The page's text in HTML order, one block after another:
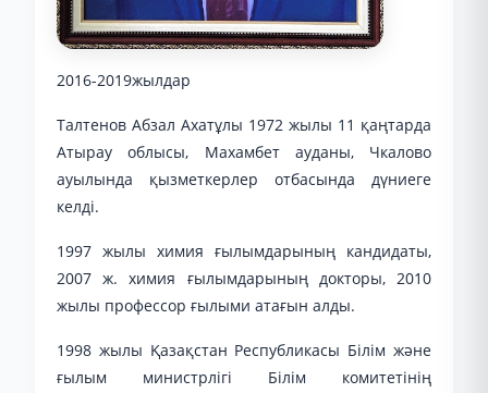
2016-2019жылдар
Талтенов Абзал Ахатұлы 1972 жылы 11 қаңтарда
Атырау облысы, Махамбет ауданы, Чкалово
ауылында қызметкерлер отбасында дүниеге
келді.
1997 жылы химия ғылымдарының кандидаты,
2007 ж. химия ғылымдарының докторы, 2010
жылы профессор ғылыми атағын алды.
1998 жылы Қазақстан Республикасы Білім және
ғылым министрлігі Білім комитетінің